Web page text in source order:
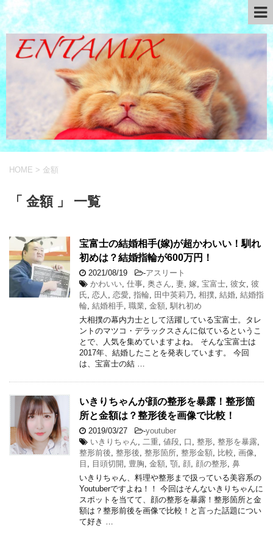
HOME > 金額
「 金額 」 一覧
宝富士の結婚相手(嫁)が超かわいい！馴れ
初めは？結婚指輪が600万円！
2021/08/19 -アスリート
かわいい 仕事 奥さん 妻 嫁 宝富士 彼女 彼
氏 恋人 恋愛 指輪 田中英莉乃 相撲 結婚 結婚指
輪 結婚相手 職業 金額 馴れ初め
大相撲の幕内力士として活躍している宝富士。タレ
ントのマツコ・デラックスさんに似ているというこ
とで、人気を集めていますよね。 そんな宝富士は
2017年、結婚したことを発表しています。 今回
は、宝富士の結 …
いきりちゃんが顔の整形を暴露！整形箇
所と金額は？整形後を画像で比較！
2019/03/27 -youtuber
いきりちゃん
二重 値段 口 整形 整形を暴露
整形前後 整形後 整形箇所 整形金額 比較 画像
目
目頭切開 豊胸 金額 顎 顔 顔の整形 鼻
いきりちゃん、料理や整形まで扱っている美容系の
Youtuberですよね！！ 今回はそんないきりちゃんに
スポットを当てて、顔の整形を暴露！整形箇所と金
額は？整形前後を画像で比較！と言った話題につい
て好き …